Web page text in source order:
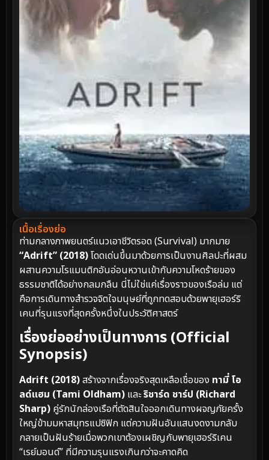
เนื้อเรื่องย่อ
ท่ามกลางภาพยนตร์แนวเอาชีวิตรอด (Survival) มากมาย
“Adrift” (2018)โดดเด่นขึ้นมาด้วยการเป็นงานศิลปะที่ผสม
ผสานความโรแมนติกอันอ่อนหวานเข้ากับความโหดร้ายของ
ธรรมชาติได้อย่างกลมกลืน นี่ไม่ใช่แค่เรื่องราวของเรือล่ม แต่
คือการเดินทางสำรวจจิตใจมนุษย์ที่ถูกทดสอบด้วยพายุเฮอร์ริ
เคนที่รุนแรงที่สุดครั้งหนึ่งในประวัติศาสตร์
เรื่องย่ออย่างเป็นทางการ (Official
Synopsis)
Adrift (2018)สร้างจากเรื่องจริงสุดเหลือเชื่อของ ทามี่ โอ
ลด์แฮม (Tami Oldham) และริชาร์ด ชาร์ป (Richard
Sharp) คู่รักนักล่องเรือที่ตัดสินใจออกเดินทางผจญภัยครั้ง
ใหญ่ข้ามมหาสมุทรแปซิฟิก แต่ความฝันอันแสนงดงามกลับ
กลายเป็นฝันร้ายเมื่อพวกเขาต้องเผชิญกับพายุเฮอร์ริเคน
“เรย์มอนด์” ที่มีความรุนแรงเกินกว่าจะคาดคิด